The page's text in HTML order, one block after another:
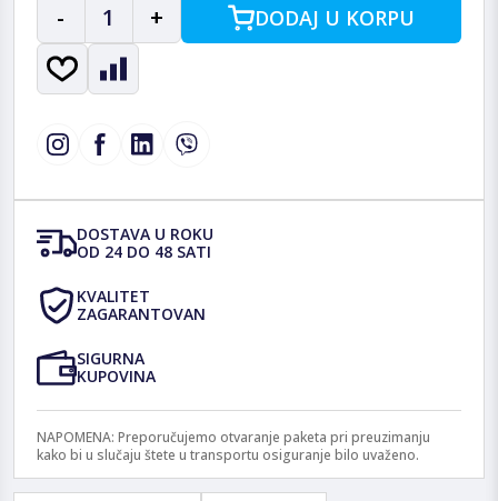
- 1 + DODAJ U KORPU
DOSTAVA U ROKU
OD 24 DO 48 SATI
KVALITET
ZAGARANTOVAN
SIGURNA
KUPOVINA
NAPOMENA: Preporučujemo otvaranje paketa pri preuzimanju
kako bi u slučaju štete u transportu osiguranje bilo uvaženo.